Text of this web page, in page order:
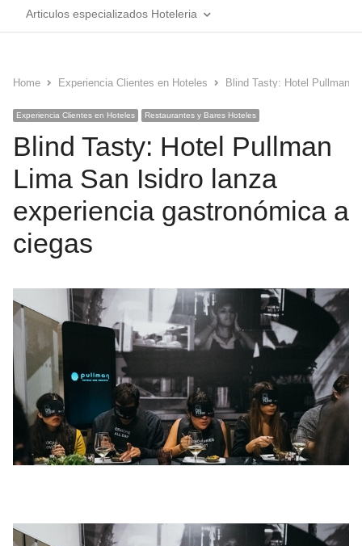
Articulos especializados Hoteleria
Home Experiencia Clientes en Hoteles Blind Tasty: Hotel Pullman
Experiencia Clientes en Hoteles Restaurantes y Bares Hoteles
Blind Tasty: Hotel Pullman
Lima San Isidro lanza
experiencia gastronómica a
ciegas